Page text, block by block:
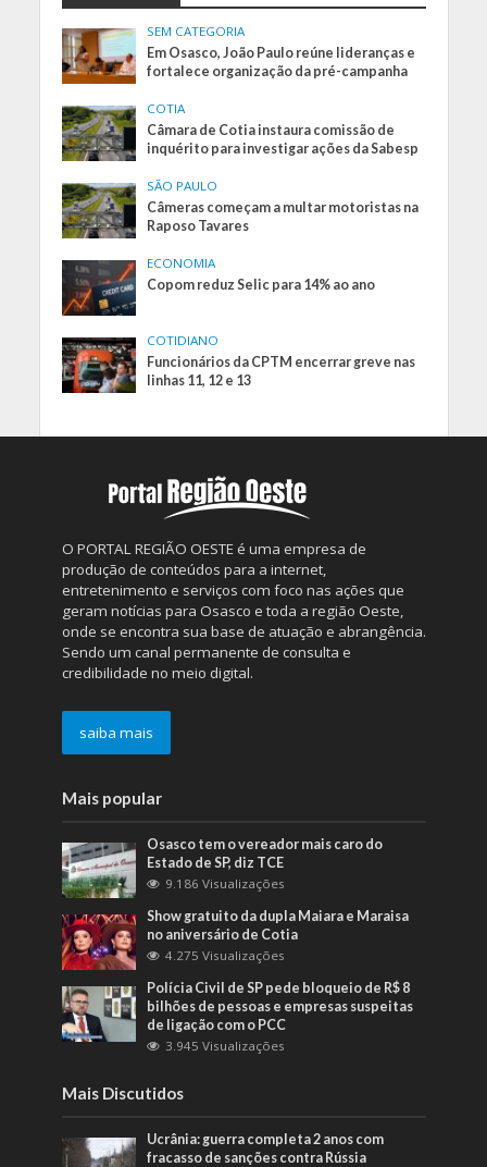
SEM CATEGORIA
Em Osasco, João Paulo reúne lideranças e
fortalece organização da pré-campanha
COTIA
Câmara de Cotia instaura comissão de
inquérito para investigar ações da Sabesp
SÃO PAULO
Câmeras começam a multar motoristas na
Raposo Tavares
ECONOMIA
Copom reduz Selic para 14% ao ano
COTIDIANO
Funcionários da CPTM encerrar greve nas
linhas 11, 12 e 13
O PORTAL REGIÃO OESTE é uma empresa de
produção de conteúdos para a internet,
entretenimento e serviços com foco nas ações que
geram notícias para Osasco e toda a região Oeste,
onde se encontra sua base de atuação e abrangência.
Sendo um canal permanente de consulta e
credibilidade no meio digital.
saiba mais
Mais popular
Osasco tem o vereador mais caro do
Estado de SP, diz TCE
9.186 Visualizações
Show gratuito da dupla Maiara e Maraisa
no aniversário de Cotia
4.275 Visualizações
Polícia Civil de SP pede bloqueio de R$ 8
bilhões de pessoas e empresas suspeitas
de ligação com o PCC
3.945 Visualizações
Mais Discutidos
Ucrânia: guerra completa 2 anos com
fracasso de sanções contra Rússia